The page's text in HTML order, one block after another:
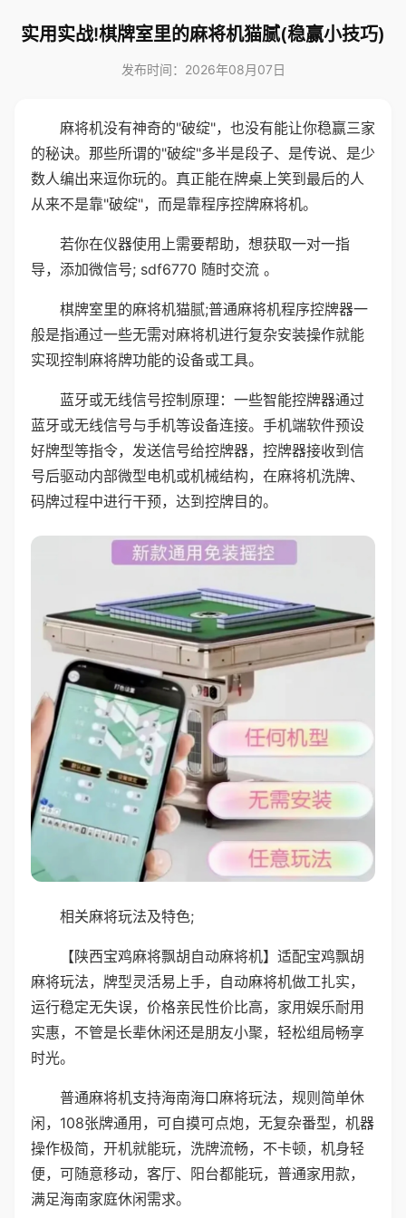
实用实战!棋牌室里的麻将机猫腻(稳赢小技巧)
发布时间：2026年08月07日
麻将机没有神奇的"破绽"，也没有能让你稳赢三家
的秘诀。那些所谓的"破绽"多半是段子、是传说、是少
数人编出来逗你玩的。真正能在牌桌上笑到最后的人
从来不是靠"破绽"，而是靠程序控牌麻将机。
若你在仪器使用上需要帮助，想获取一对一指
导，添加微信号; sdf6770 随时交流 。
棋牌室里的麻将机猫腻;普通麻将机程序控牌器一
般是指通过一些无需对麻将机进行复杂安装操作就能
实现控制麻将牌功能的设备或工具。
蓝牙或无线信号控制原理：一些智能控牌器通过
蓝牙或无线信号与手机等设备连接。手机端软件预设
好牌型等指令，发送信号给控牌器，控牌器接收到信
号后驱动内部微型电机或机械结构，在麻将机洗牌、
码牌过程中进行干预，达到控牌目的。
相关麻将玩法及特色;
【陕西宝鸡麻将飘胡自动麻将机】适配宝鸡飘胡
麻将玩法，牌型灵活易上手，自动麻将机做工扎实，
运行稳定无失误，价格亲民性价比高，家用娱乐耐用
实惠，不管是长辈休闲还是朋友小聚，轻松组局畅享
时光。
普通麻将机支持海南海口麻将玩法，规则简单休
闲，108张牌通用，可自摸可点炮，无复杂番型，机器
操作极简，开机就能玩，洗牌流畅，不卡顿，机身轻
便，可随意移动，客厅、阳台都能玩，普通家用款，
满足海南家庭休闲需求。